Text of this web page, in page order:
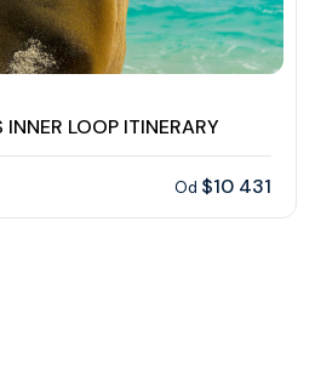
LOOP ITINERARY
Od $10 431